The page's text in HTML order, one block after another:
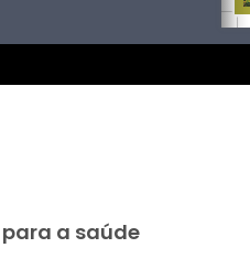
para a saúde